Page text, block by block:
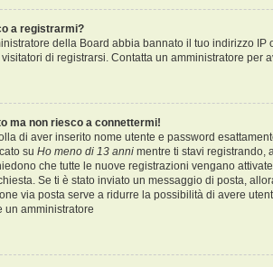
a registrarmi?
della Board abbia bannato il tuo indirizzo
di registrarsi. Contatta un amministratore per
ma non riesco a connettermi!
di aver inserito nome utente e password
su Ho meno di 13 anni mentre ti stavi registrando,
che tutte le nuove registrazioni vengano
Se ti è stato inviato un messaggio di posta,
via posta serve a ridurre la possibilità di avere
un amministratore